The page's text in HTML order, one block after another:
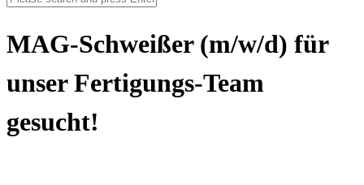
MAG-Schweißer (m/w/d) für
unser Fertigungs-Team
gesucht!